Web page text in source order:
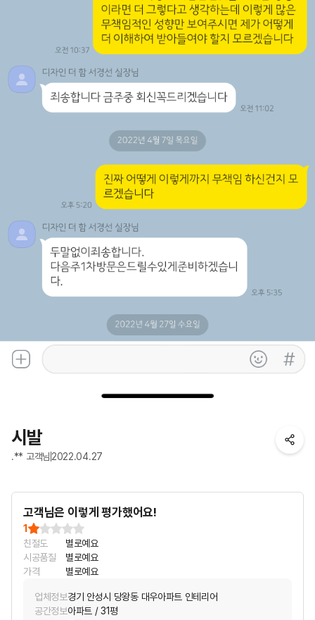
시발
.** 고객님 2022.04.27
고객님은 이렇게 평가했어요!
1
친절도
별로예요
시공품질
별로예요
가격
별로예요
업체정보경기 안성시 당왕동 대우아파트 인테리어
공간정보아파트 / 31평